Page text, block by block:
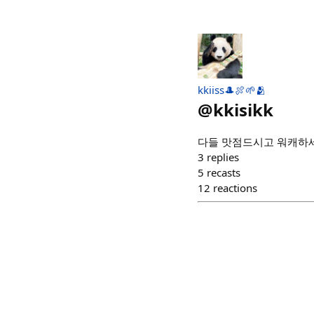
kkiiss🎩🍖🌱🫂
@kkisikk
다들 맛점드시고 워캐하
3 replies
5 recasts
12 reactions